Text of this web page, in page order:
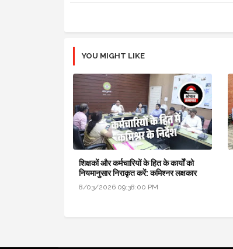
YOU MIGHT LIKE
शिक्षकों और कर्मचारियों के हित के कार्यों को
नियमानुसार निराकृत करें: कमिश्नर लक्षकार
8/03/2026 09:38:00 PM